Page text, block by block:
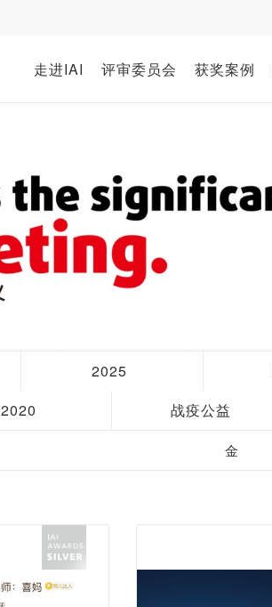
走进IAI 评审委员会 获奖案例
2025
2020
战疫公益
金